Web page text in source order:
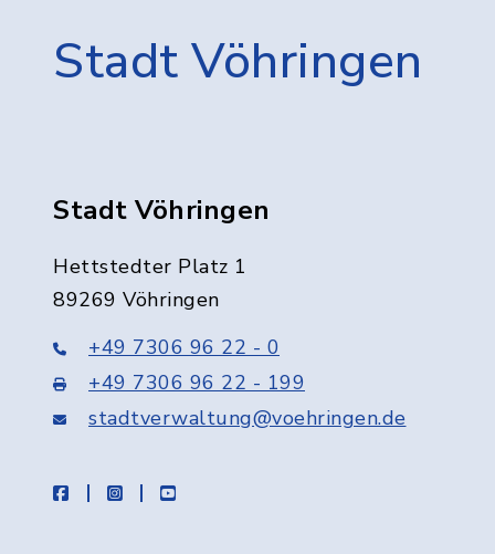
Stadt Vöhringen
Stadt Vöhringen
Hettstedter Platz 1
89269 Vöhringen
+49 7306 96 22 - 0
+49 7306 96 22 - 199
stadtverwaltung@voehringen.de
facebookinstagramyoutube